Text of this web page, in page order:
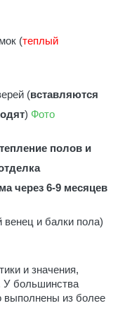
(теплый
(вставляются
) Фото
полов и
через 6-9 месяцев
венец и балки пола)
и значения,
У большинства
выполнены из более